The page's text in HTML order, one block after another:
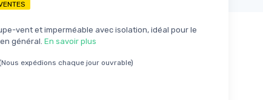
vent et imperméable avec isolation, idéal pour le
général. En savoir plus
expédions chaque jour ouvrable)